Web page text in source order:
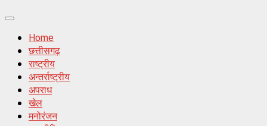
Primary
MenuHome
छत्तीसगढ़
राष्ट्रीय
अन्तर्राष्ट्रीय
अपराध
खेल
मनोरंजन